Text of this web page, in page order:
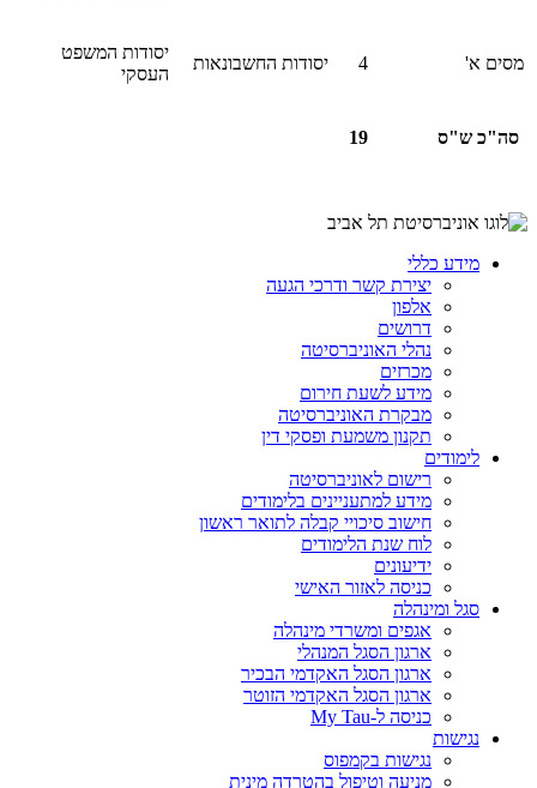
מסים א' ​יסודות החשבונאות
יסודות המשפט
העסקי
סה"כ ש"ס
מידע כללי
יצירת קשר ודרכי הגעה
אלפון
דרושים
נהלי האוניברסיטה
מכרזים
מידע לשעת חירום
מבקרת האוניברסיטה
תקנון משמעת ופסקי דין
לימודים
רישום לאוניברסיטה
מידע למתעניינים בלימודים
חישוב סיכויי קבלה לתואר ראשון
לוח שנת הלימודים
ידיעונים
כניסה לאזור האישי
סגל ומינהלה
אגפים ומשרדי מינהלה
ארגון הסגל המנהלי
ארגון הסגל האקדמי הבכיר
ארגון הסגל האקדמי הזוטר
כניסה ל-My Tau
נגישות
נגישות בקמפוס
מניעה וטיפול בהטרדה מינית